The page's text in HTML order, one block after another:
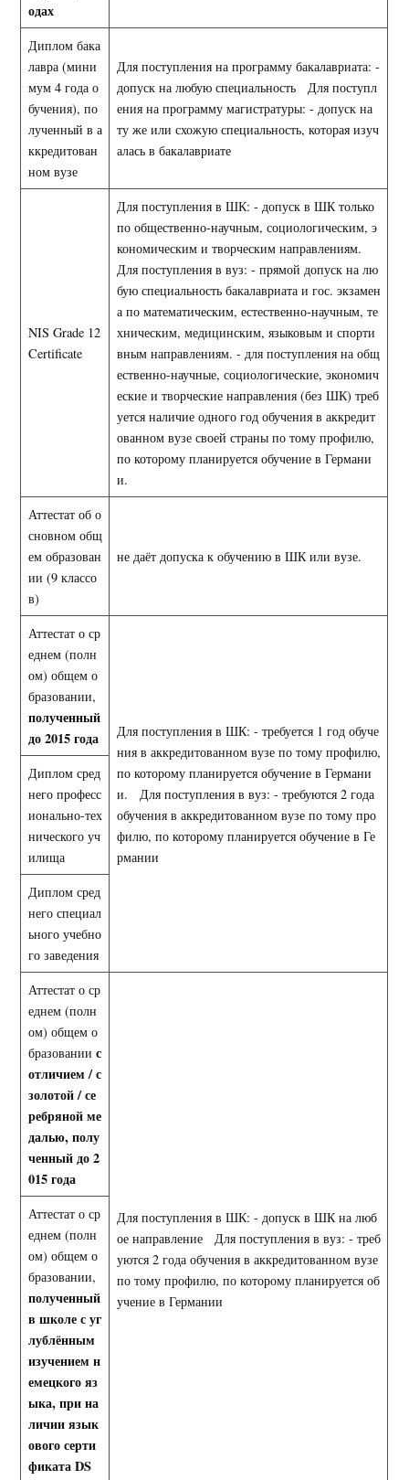
одах
Диплом бака
лавра (мини
мум 4 года о
бучения), по
лученный в а
ккредитован
ном вузе
Для поступления на программу бакалавриата: -
допуск на любую специальность Для поступл
ения на программу магистратуры: - допуск на
ту же или схожую специальность, которая изуч
алась в бакалавриате
NIS Grade 12
Certificate
Для поступления в ШК: - допуск в ШК только
по общественно-научным, социологическим, э
кономическим и творческим направлениям.
Для поступления в вуз: - прямой допуск на лю
бую специальность бакалавриата и гос. экзамен
а по математическим, естественно-научным, те
хническим, медицинским, языковым и спорти
вным направлениям. - для поступления на общ
ественно-научные, социологические, экономич
еские и творческие направления (без ШК) треб
уется наличие одного год обучения в аккредит
ованном вузе своей страны по тому профилю,
по которому планируется обучение в Германи
и.
Аттестат об о
сновном общ
ем образован
ии (9 классо
в)
не даёт допуска к обучению в ШК или вузе.
Аттестат о ср
еднем (полн
ом) общем о
бразовании,
полученный
до 2015 года
Для поступления в ШК: - требуется 1 год обуче
ния в аккредитованном вузе по тому профилю,
по которому планируется обучение в Германи
и. Для поступления в вуз: - требуются 2 года
обучения в аккредитованном вузе по тому про
филю, по которому планируется обучение в Ге
рмании
Диплом сред
него професс
ионально-тех
нического уч
илища
Диплом сред
него специал
ьного учебно
го заведения
Аттестат о ср
еднем (полн
ом) общем о
бразовании с
отличием / с
золотой / се
ребряной ме
далью, полу
ченный до 2
015 года
Для поступления в ШК: - допуск в ШК на люб
ое направление Для поступления в вуз: - треб
уются 2 года обучения в аккредитованном вузе
по тому профилю, по которому планируется об
учение в Германии
Аттестат о ср
еднем (полн
ом) общем о
бразовании,
полученный
в школе суг
лублённым
изучением н
емецкого яз
ыка, при на
личии язык
ового серти
фикатаDS